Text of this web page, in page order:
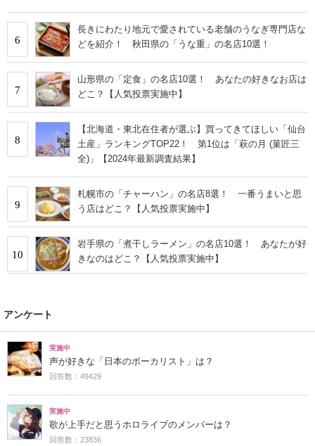
6
長きにわたり地元で愛されている老舗のうなぎ専門店な
どを紹介！ 秋田県の「うな重」の名店10選！
7
山形県の「定食」の名店10選！ あなたの好きなお店は
どこ？【人気投票実施中】
8
【北海道・東北在住者が選ぶ】買ってきてほしい「仙台
土産」ランキングTOP22！ 第1位は「萩の月 (菓匠三
全)」【2024年最新調査結果】
9
札幌市の「チャーハン」の名店8選！ 一番うまいと思
う店はどこ？【人気投票実施中】
10
岩手県の「煮干しラーメン」の名店10選！ あなたが好
きなのはどこ？【人気投票実施中】
アンケート
実施中
声が好きな「日本のボーカリスト」は？
回答数：49429
実施中
歌が上手だと思うホロライブのメンバーは？
回答数：23836